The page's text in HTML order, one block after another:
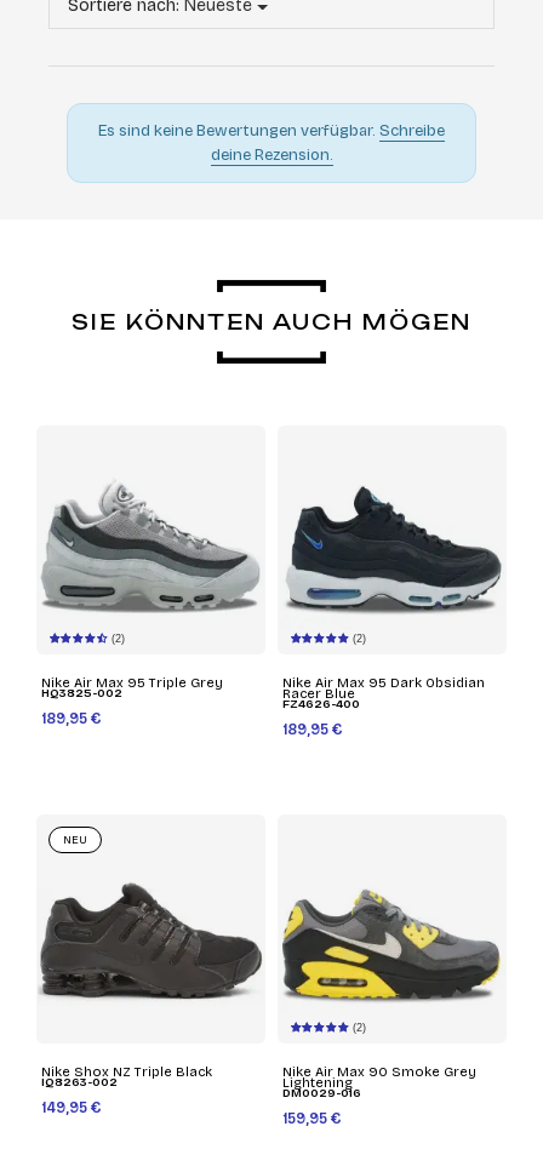
Sortiere nach: Neueste
Es sind keine Bewertungen verfügbar. Schreibe
deine Rezension.
SIE KÖNNTEN AUCH MÖGEN
(2)
Nike Air Max 95 Triple Grey
HQ3825-002
189,95 €
(2)
Nike Air Max 95 Dark Obsidian
Racer Blue
FZ4626-400
189,95 €
Nike Shox NZ Triple Black
IQ8263-002
149,95 €
NEU
(2)
Nike Air Max 90 Smoke Grey
Lightening
DM0029-016
159,95 €